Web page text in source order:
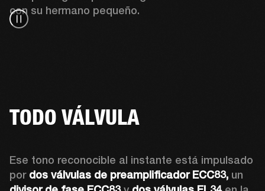
con su hermano pequeño.
TODO VÁLVULA
Ese tono reconocible al instante está impulsado
por dos válvulas de preamplificador ECC83,